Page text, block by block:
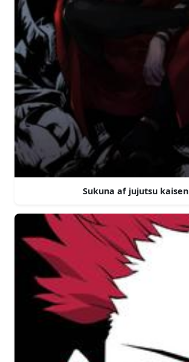
Sukuna af jujutsu kaisen